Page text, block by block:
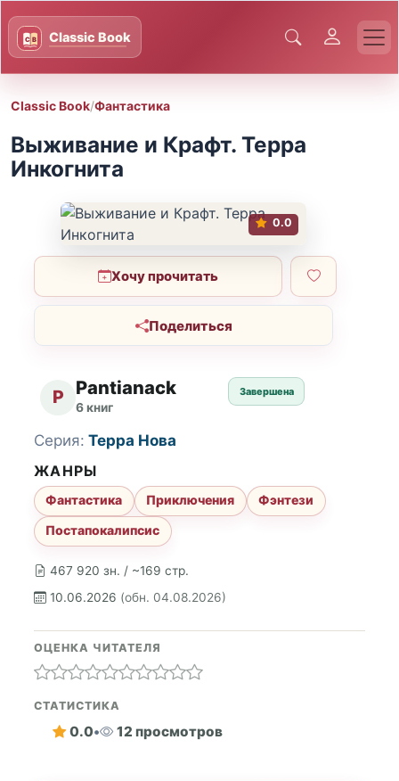
Classic Book/Фантастика
Выживание и Крафт. Терра
Инкогнита
0.0
Хочу прочитать
Поделиться
P Pantianack
6 книг
Завершена
467 920 зн. / ~169 стр.
10.06.2026 (обн. 04.08.2026)
Серия: Терра Нова
ЖАНРЫ
Фантастика Приключения
Фэнтези
Постапокалипсис
ОЦЕНКА ЧИТАТЕЛЯ
СТАТИСТИКА
0.0• 12 просмотров